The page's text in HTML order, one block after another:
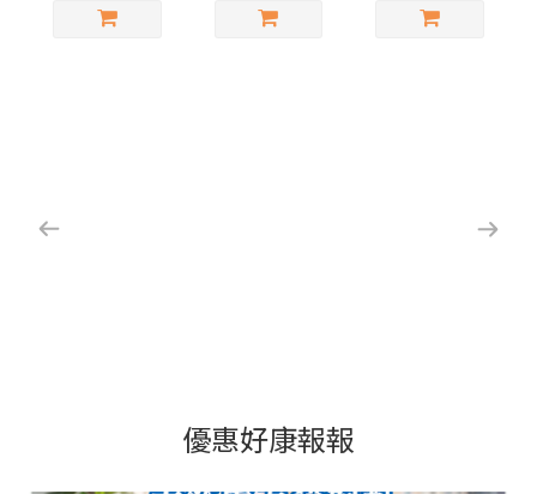
優惠好康報報